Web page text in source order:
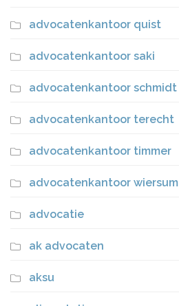
advocatenkantoor quist
advocatenkantoor saki
advocatenkantoor schmidt
advocatenkantoor terecht
advocatenkantoor timmer
advocatenkantoor wiersum
advocatie
ak advocaten
aksu